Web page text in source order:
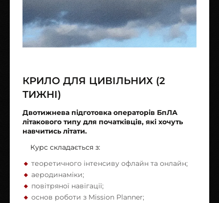
КРИЛО ДЛЯ ЦИВІЛЬНИХ (2
ТИЖНІ)
Двотижнева підготовка операторів БпЛА
літакового типу для початківців, які хочуть
навчитись літати.
Курс складається з:
теоретичного інтенсиву офлайн та онлайн;
аеродинаміки;
повітряної навігації;
основ роботи з Mission Planner;